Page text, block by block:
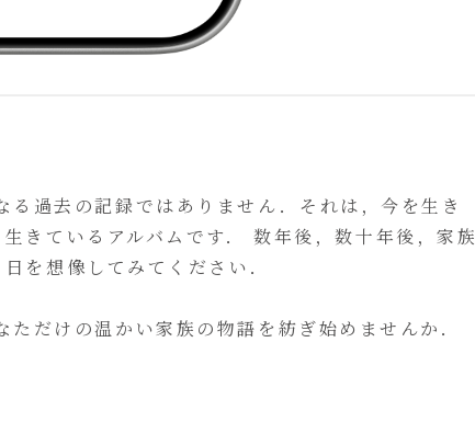
過去の記録ではありません．それは，今を生き
きているアルバムです． 数年後，数十年後，家族
を想像してみてください．
けの温かい家族の物語を紡ぎ始めませんか．